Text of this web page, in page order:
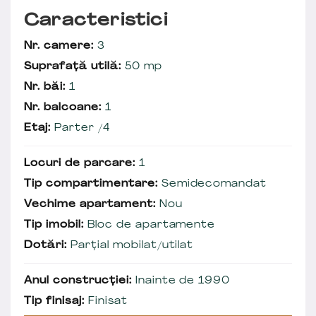
Caracteristici
Nr. camere: 3
Suprafață utilă: 50 mp
Nr. băi: 1
Nr. balcoane: 1
Etaj: Parter /4
Locuri de parcare: 1
Tip compartimentare: Semidecomandat
Vechime apartament: Nou
Tip imobil: Bloc de apartamente
Dotări: Parțial mobilat/utilat
Anul construcției: Inainte de 1990
Tip finisaj: Finisat